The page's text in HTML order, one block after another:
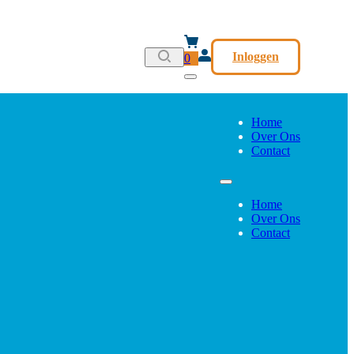
0 Inloggen
Home
Over Ons
Contact
Home
Over Ons
Contact